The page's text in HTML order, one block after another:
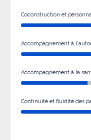
Coconstruction et
Accompagnement à
Accompagnement à la
Continuité et fluidité des